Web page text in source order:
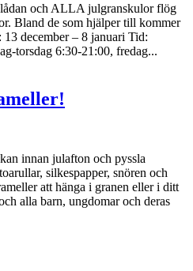
och ALLA julgranskulor flög
Bland de som hjälper till kommer
december – 8 januari Tid:
torsdag 6:30-21:00, fredag...
innan julafton och pyssla
silkespapper, snören och
att hänga i granen eller i ditt
alla barn, ungdomar och deras